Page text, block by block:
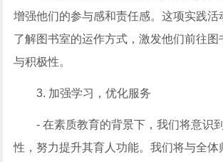
增强他们的参与感和责任感。这项实践活
了解图书室的运作方式，激发他们前往图
与积极性。
3. 加强学习，优化服务
- 在素质教育的背景下，我们将意识
性，努力提升其育人功能。我们将与全体